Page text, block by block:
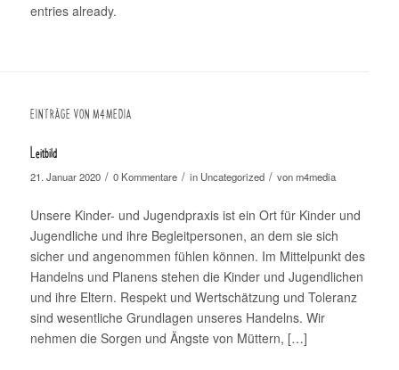
entries already.
EINTRÄGE VON M4MEDIA
Leitbild
21. Januar 2020 / 0 Kommentare / in Uncategorized / vonm4media
Unsere Kinder- und Jugendpraxis ist ein Ort für Kinder und
Jugendliche und ihre Begleitpersonen, an dem sie sich
sicher und angenommen fühlen können. Im Mittelpunkt des
Handelns und Planens stehen die Kinder und Jugendlichen
und ihre Eltern. Respekt und Wertschätzung und Toleranz
sind wesentliche Grundlagen unseres Handelns. Wir
nehmen die Sorgen und Ängste von Müttern, […]